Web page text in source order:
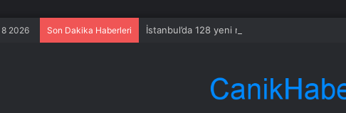
8 2026 Son Dakika Haberleri İstanbul’da 128 yeni noktaya daha EDS geliyor